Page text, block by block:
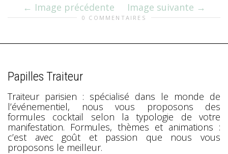
Image précédente Image suivante
0 COMMENTAIRES
Papilles Traiteur
Traiteur parisien : spécialisé dans le monde de
l’événementiel, nous vous proposons des
formules cocktail selon la typologie de votre
manifestation. Formules, thèmes et animations :
c’est avec goût et passion que nous vous
proposons le meilleur.